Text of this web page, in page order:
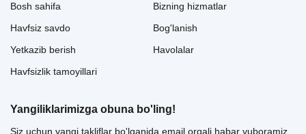
Bosh sahifa
Havfsiz savdo
Yetkazib berish
Havfsizlik tamoyillari
Bizning hizmatlar
Bog'lanish
Havolalar
Yangiliklarimizga obuna bo'ling!
Siz uchun yangi takliflar bo'lganida email orqali habar yuboramiz